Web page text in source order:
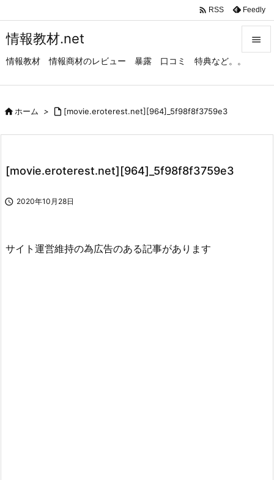
情報教材.net
情報教材 情報商材のレビュー 暴露 口コミ 特典など。。

 RSS Feedly
ホーム >  [movie.eroterest.net][964]_5f98f8f3759e3
[movie.eroterest.net][964]_5f98f8f3759e3
 2020年10月28日
サイト運営維持の為広告のある記事があります